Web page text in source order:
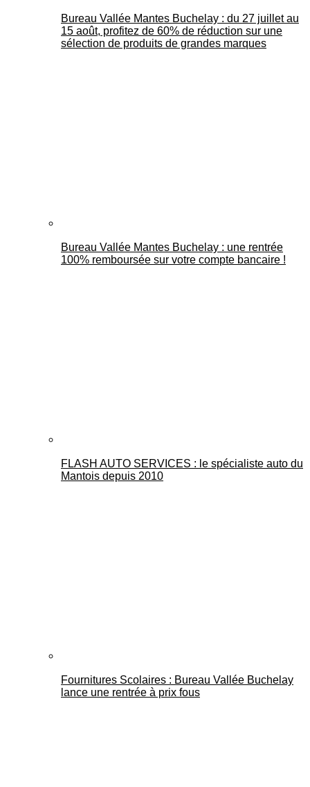
Bureau Vallée Mantes Buchelay : du 27 juillet au
15 août, profitez de 60% de réduction sur une
sélection de produits de grandes marques
Bureau Vallée Mantes Buchelay : une rentrée
100% remboursée sur votre compte bancaire !
FLASH AUTO SERVICES : le spécialiste auto du
Mantois depuis 2010
Fournitures Scolaires : Bureau Vallée Buchelay
lance une rentrée à prix fous